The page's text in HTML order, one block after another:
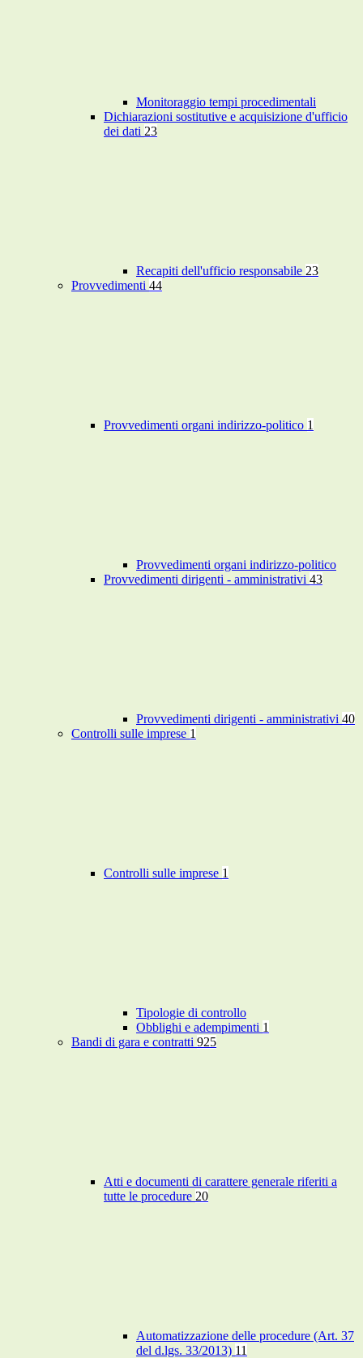
Monitoraggio tempi procedimentali
Dichiarazioni sostitutive e acquisizione d'ufficio
dei dati 23
Recapiti dell'ufficio responsabile 23
Provvedimenti 44
Provvedimenti organi indirizzo-politico 1
Provvedimenti organi indirizzo-politico
Provvedimenti dirigenti - amministrativi 43
Provvedimenti dirigenti - amministrativi 40
Controlli sulle imprese 1
Controlli sulle imprese 1
Tipologie di controllo
Obblighi e adempimenti 1
Bandi di gara e contratti 925
Atti e documenti di carattere generale riferiti a
tutte le procedure 20
Automatizzazione delle procedure (Art. 37
del d.lgs. 33/2013) 11